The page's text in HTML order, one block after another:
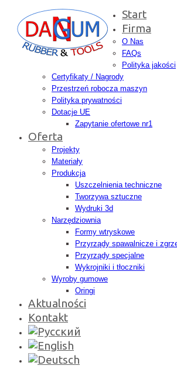
Start
Firma
O Nas
FAQs
Polityka jakości
Certyfikaty / Nagrody
Przestrzeń robocza maszyn
Polityka prywatności
Dotacje UE
Zapytanie ofertowe nr1
Oferta
Projekty
Materiały
Produkcja
Uszczelnienia techniczne
Tworzywa sztuczne
Wydruki 3d
Narzędziownia
Formy wtryskowe
Przyrządy spawalnicze i
Przyrządy specjalne
Wykrojniki i tłoczniki
Wyroby gumowe
Oringi
Aktualności
Kontakt